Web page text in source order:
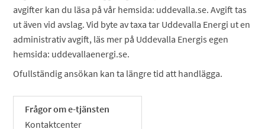
avgifter kan du läsa på vår hemsida: uddevalla.se. Avgift tas
ut även vid avslag. Vid byte av taxa tar Uddevalla Energi ut en
administrativ avgift, läs mer på Uddevalla Energis egen
hemsida: uddevallaenergi.se.
Ofullständig ansökan kan ta längre tid att handlägga.
Frågor om e-tjänsten
Kontaktcenter